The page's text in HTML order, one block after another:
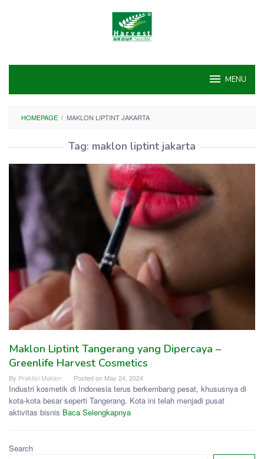
MENU
HOMEPAGE / MAKLON LIPTINT JAKARTA
Tag: maklon liptint jakarta
Maklon Liptint Tangerang yang Dipercaya –
Greenlife Harvest Cosmetics
By Praktisi Maklon Posted on May 24, 2024
Industri kosmetik di Indonesia terus berkembang pesat, khususnya di
kota-kota besar seperti Tangerang. Kota ini telah menjadi pusat
aktivitas bisnis Baca Selengkapnya
Search